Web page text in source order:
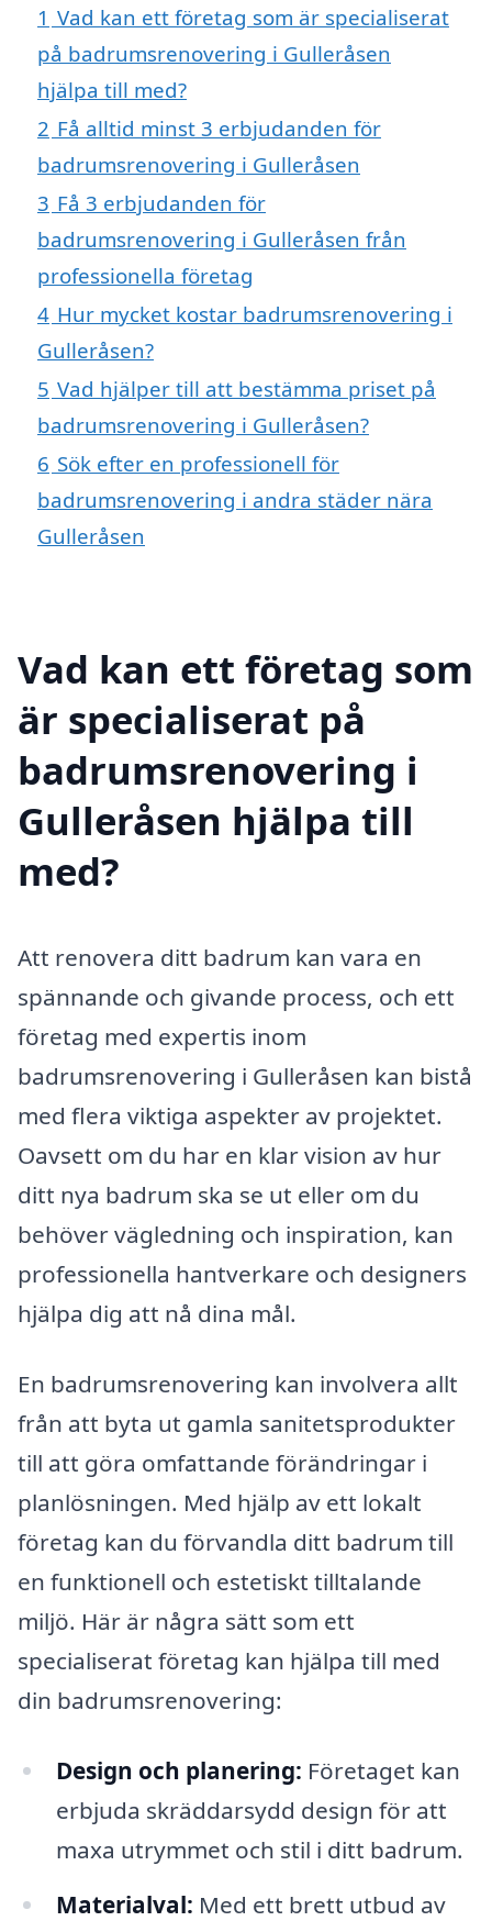
1 Vad kan ett företag som är specialiserat
på badrumsrenovering i Gulleråsen
hjälpa till med?
2 Få alltid minst 3 erbjudanden för
badrumsrenovering i Gulleråsen
3 Få 3 erbjudanden för
badrumsrenovering i Gulleråsen från
professionella företag
4 Hur mycket kostar badrumsrenovering i
Gulleråsen?
5 Vad hjälper till att bestämma priset på
badrumsrenovering i Gulleråsen?
6 Sök efter en professionell för
badrumsrenovering i andra städer nära
Gulleråsen
Vad kan ett företag som
är specialiserat på
badrumsrenovering i
Gulleråsen hjälpa till
med?
Att renovera ditt badrum kan vara en
spännande och givande process, och ett
företag med expertis inom
badrumsrenovering i Gulleråsen kan bistå
med flera viktiga aspekter av projektet.
Oavsett om du har en klar vision av hur
ditt nya badrum ska se ut eller om du
behöver vägledning och inspiration, kan
professionella hantverkare och designers
hjälpa dig att nå dina mål.
En badrumsrenovering kan involvera allt
från att byta ut gamla sanitetsprodukter
till att göra omfattande förändringar i
planlösningen. Med hjälp av ett lokalt
företag kan du förvandla ditt badrum till
en funktionell och estetiskt tilltalande
miljö. Här är några sätt som ett
specialiserat företag kan hjälpa till med
din badrumsrenovering:
Design och planering: Företaget kan
erbjuda skräddarsydd design för att
maxa utrymmet och stil i ditt badrum.
Materialval: Med ett brett utbud av